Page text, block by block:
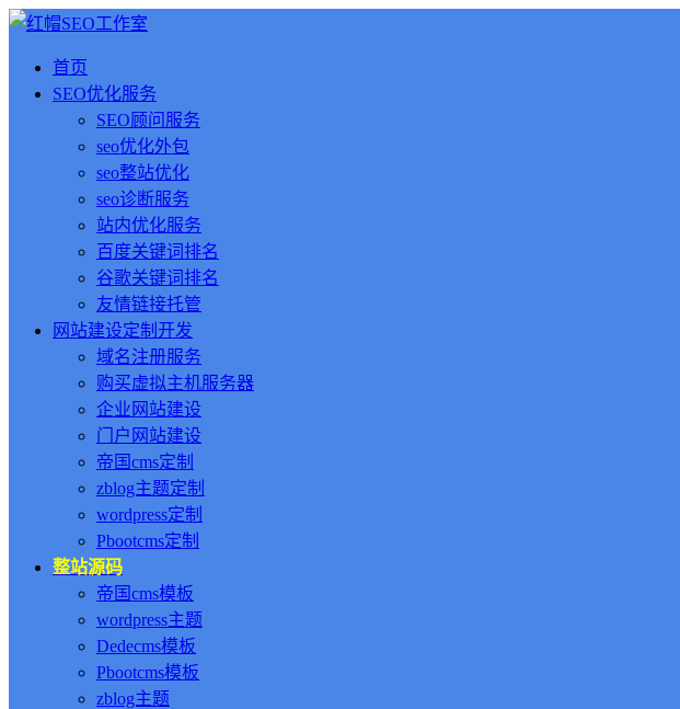
首页
SEO优化服务
SEO顾问服务
seo优化外包
seo整站优化
seo诊断服务
站内优化服务
百度关键词排名
谷歌关键词排名
友情链接托管
网站建设定制开发
域名注册服务
购买虚拟主机服务器
企业网站建设
门户网站建设
帝国cms定制
zblog主题定制
wordpress定制
Pbootcms定制
整站源码
帝国cms模板
wordpress主题
Dedecms模板
Pbootcms模板
zblog主题